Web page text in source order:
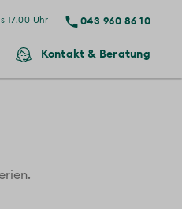
043 960 86 10
17.00 Uhr
Kontakt & Beratung